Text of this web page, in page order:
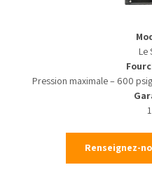
Le
Pression maximale – 600
Renseignez-